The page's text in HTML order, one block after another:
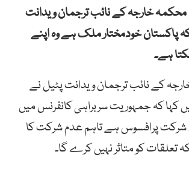
محکمہ خارجہ کے نائب ترجمان ویدانت
پاکستان خودمختار ملک ہے وہ اپنے
ہے۔
کے نائب ترجمان ویدانت پٹیل نے
کہا کہ جمہوریت سربراہی کانفرنس میں
پرافسوس ہے تاہم عدم شرکت کا
تعلقات کو متاثر نہیں کرے گا۔